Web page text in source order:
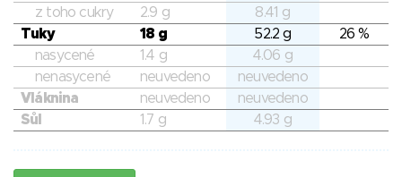
z toho cukry
2.9 g
8.41 g
Tuky
18 g 52.2 g
26 %
nasycené
1.4 g
4.06 g
nenasycené
neuvedeno
neuvedeno
Vláknina
neuvedeno
neuvedeno
Sůl
1.7 g 4.93 g